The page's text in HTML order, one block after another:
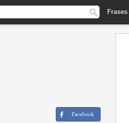
Frases
Facebook